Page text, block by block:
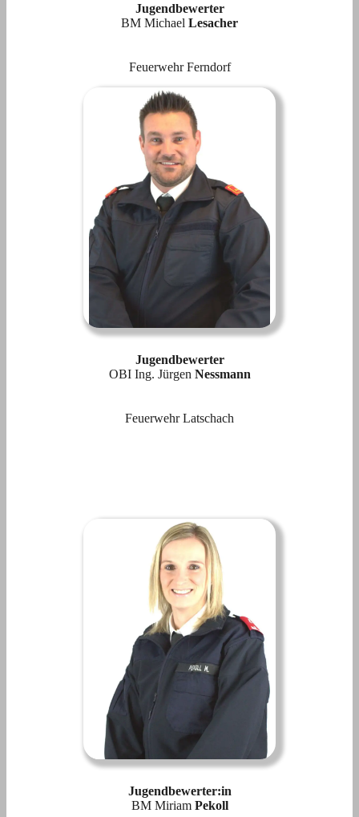
Jugendbewerter
BM Michael Lesacher
Feuerwehr Ferndorf
Jugendbewerter
OBI Ing. Jürgen Nessmann
Feuerwehr Latschach
Jugendbewerter:in
BM Miriam Pekoll